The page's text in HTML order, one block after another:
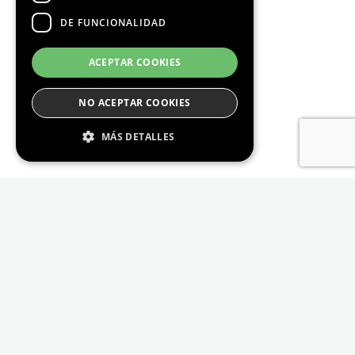
DE FUNCIONALIDAD
ACEPTAR COOKIES
NO ACEPTAR COOKIES
MÁS DETALLES